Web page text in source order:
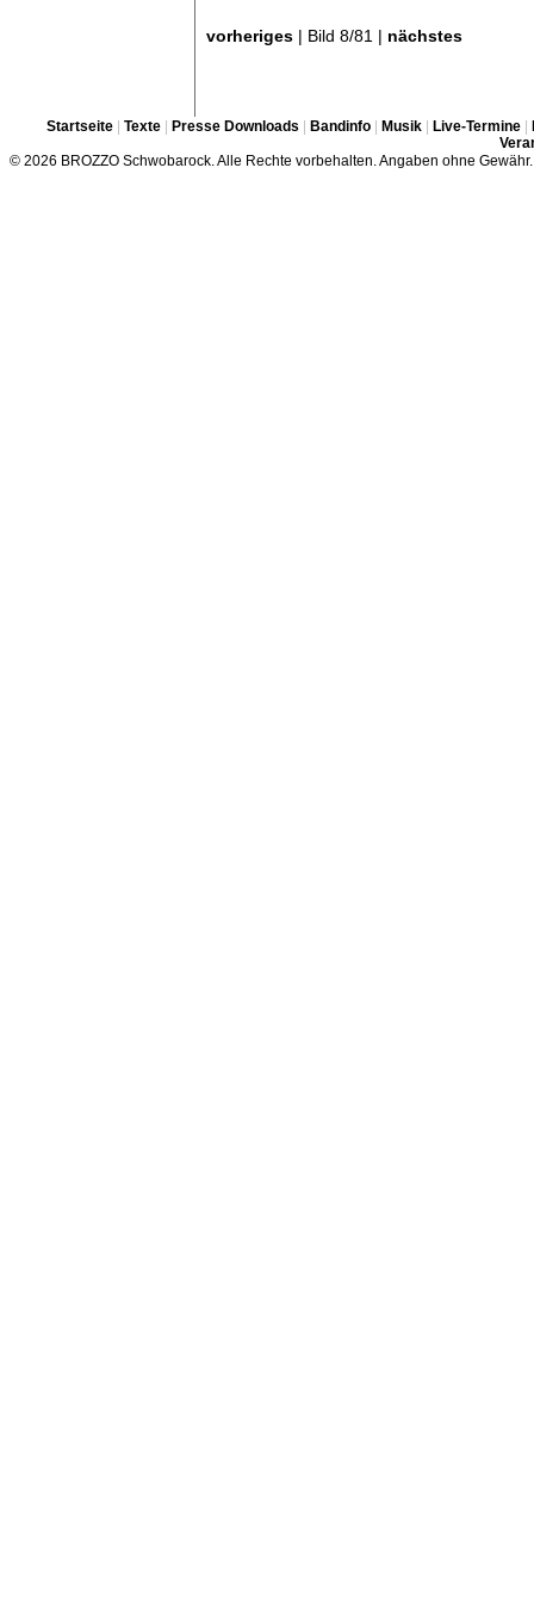
vorheriges | Bild 8/81 | nächstes
Startseite| Texte| Presse Downloads Bandinfo| Musik| Live-Termine|
© 2026 BROZZO Schwobarock. Alle Rechte vorbehalten. Angaben ohne Gewähr.